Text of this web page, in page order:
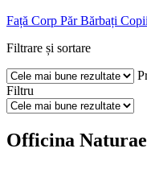
Față Corp Păr Bărbați Copii
Filtrare și sortare
Filtru
Officina